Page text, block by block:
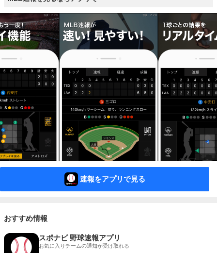
速報をアプリで見る
おすすめ情報
スポナビ 野球速報アプリ
お気に入りチームの通知が受け取れる